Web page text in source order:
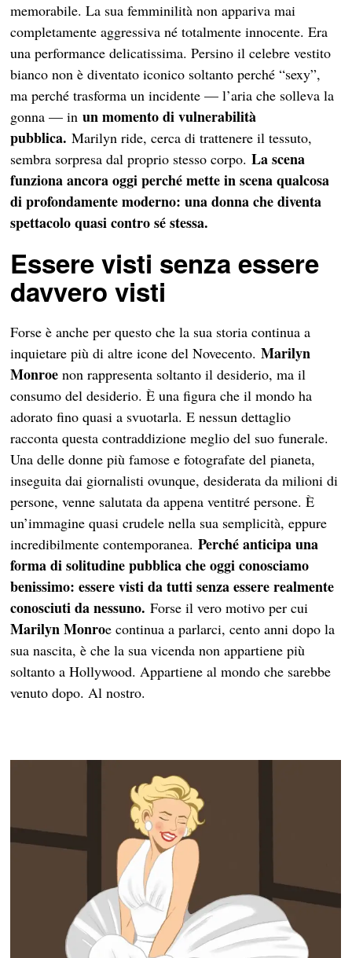
memorabile. La sua femminilità non appariva mai
completamente aggressiva né totalmente innocente. Era
una performance delicatissima. Persino il celebre vestito
bianco non è diventato iconico soltanto perché “sexy”,
ma perché trasforma un incidente — l’aria che solleva la
gonna — inun momento di vulnerabilità
pubblica. Marilyn ride, cerca di trattenere il tessuto,
sembra sorpresa dal proprio stesso corpo.La scena
funziona ancora oggi perché mette in scena qualcosa
di profondamente moderno: una donna che diventa
spettacolo quasi contro sé stessa.
Essere visti senza essere
davvero visti
Forse è anche per questo che la sua storia continua a
inquietare più di altre icone del Novecento.Marilyn
Monroe non rappresenta soltanto il desiderio, ma il
consumo del desiderio. È una figura che il mondo ha
adorato fino quasi a svuotarla. E nessun dettaglio
racconta questa contraddizione meglio del suo funerale.
Una delle donne più famose e fotografate del pianeta,
inseguita dai giornalisti ovunque, desiderata da milioni di
persone, venne salutata da appena ventitré persone. È
un’immagine quasi crudele nella sua semplicità, eppure
incredibilmente contemporanea.Perché anticipa una
forma di solitudine pubblica che oggi conosciamo
benissimo: essere visti da tutti senza essere realmente
conosciuti da nessuno.Forse il vero motivo per cui
Marilyn Monroe continua a parlarci, cento anni dopo la
sua nascita, è che la sua vicenda non appartiene più
soltanto a Hollywood. Appartiene al mondo che sarebbe
venuto dopo. Al nostro.